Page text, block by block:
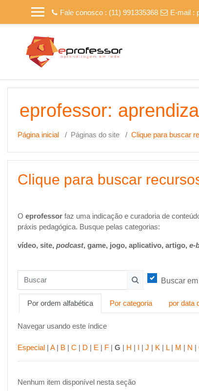
Fale conosco : (11) 991335368
E-mail :
eprofessor:
Página inicial Páginas do site Clique para buscar
Clique para buscar
Oeprofessor faz uma indicação e curadoria de
práxis pedagógica. Busque pelas categorias:
vídeo, site, podcast, game, jogo, aplicativo, artigo, e-
Buscar
Por ordem alfabética Por categoria por data
Navegar usando este índice
Especial | A| B | C | D | E | F | G | H | I | J | K | L| M | N |
Nenhum item disponível nesta seção